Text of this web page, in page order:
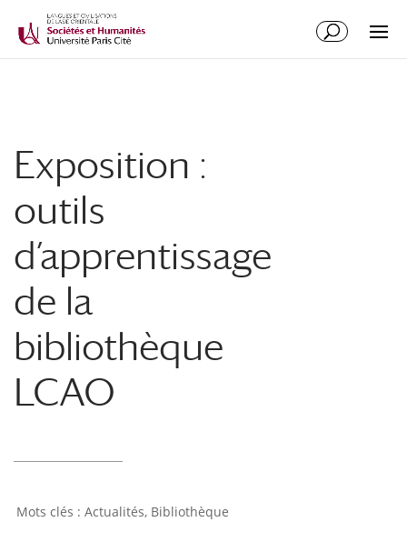
Exposition :
outils
d’apprentissage
de la
bibliothèque
LCAO
Actualités, Bibliothèque